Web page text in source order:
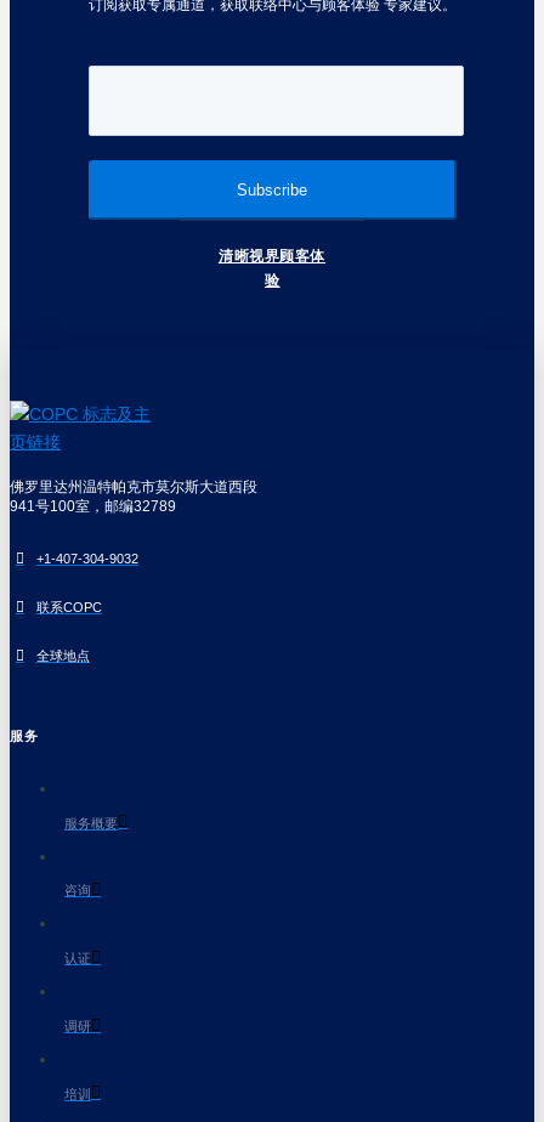
订阅获取专属通道，获取联络中心与顾客体验 专家建议。
清晰视界顾客体
验
佛罗里达州温特帕克市莫尔斯大道西段
941号100室，邮编32789
+1-407-304-9032
联系COPC
全球地点
服务
服务概要
咨询
认证
调研
培训